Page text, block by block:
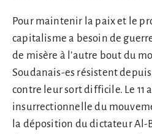
Pour maintenir la paix et le
capitalisme a besoin de
de misère à l’autre bout du
Soudanais-es résistent
contre leur sort difficile. Le 11
insurrectionnelle du
la déposition du dictateur Al-